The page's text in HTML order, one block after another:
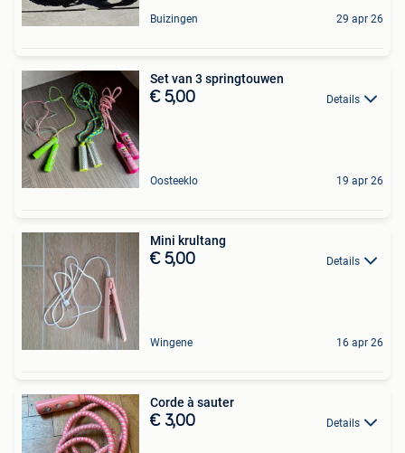
Buizingen 29 apr 26
Set van 3 springtouwen
€ 5,00 Details
Oosteeklo 19 apr 26
Mini krultang
€ 5,00 Details
Wingene 16 apr 26
Corde à sauter
€ 3,00 Details